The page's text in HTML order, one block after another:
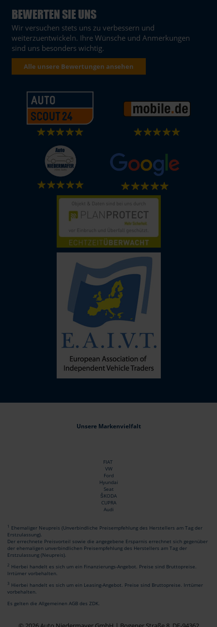
BEWERTEN SIE UNS
Wir versuchen stets uns zu verbessern und
weiterzuentwickeln. Ihre Wünsche und Anmerkungen
sind uns besonders wichtig.
Alle unsere Bewertungen ansehen
Unsere Markenvielfalt
FIAT
VW
Ford
Hyundai
Seat
ŠKODA
CUPRA
Audi
1 Ehemaliger Neupreis (Unverbindliche Preisempfehlung des Herstellers am Tag der
Erstzulassung).
Der errechnete Preisvorteil sowie die angegebene Ersparnis errechnet sich gegenüber
der ehemaligen unverbindlichen Preisempfehlung des Herstellers am Tag der
Erstzulassung (Neupreis).
2 Hierbei handelt es sich um ein Finanzierungs-Angebot. Preise sind Bruttopreise.
Irrtümer vorbehalten.
3 Hierbei handelt es sich um ein Leasing-Angebot. Preise sind Bruttopreise. Irrtümer
vorbehalten.
Es gelten die Allgemeinen AGB des ZDK.